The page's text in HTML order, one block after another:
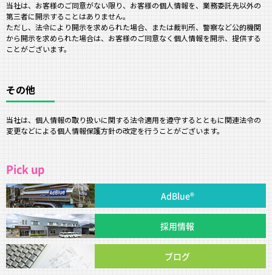
当社は、お客様のご同意がない限り、お客様の個人情報を、業務委託先以外の
第三者に開示することはありません。
ただし、法令により開示を求められた場合、または裁判所、警察など公的機関
から開示を求められた場合は、お客様のご同意なく個人情報を開示、提供する
ことがございます。
その他
当社は、個人情報の取り扱いに関する法令適用を遵守するとともに関連法令の
変更などによる個人情報保護方針の改定を行うことがございます。
Pick up
AdBlue®
採用情報
ブログ